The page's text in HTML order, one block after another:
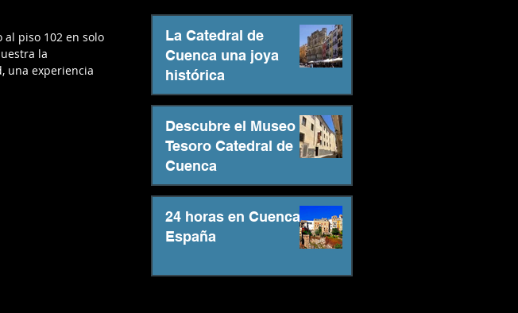
al piso 102 en solo
la
una experiencia
La Catedral de
Cuenca una joya
histórica
Descubre el Museo
Tesoro Catedral de
Cuenca
24 horas en Cuenca -
España